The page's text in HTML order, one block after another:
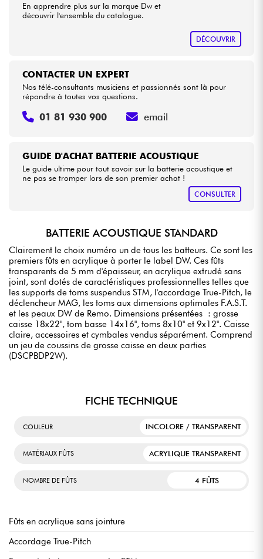
En apprendre plus sur la marque Dw et
découvrir l'ensemble du catalogue.
DÉCOUVRIR
GUIDE D'ACHAT BATTERIE ACOUSTIQUE
Le guide ultime pour tout savoir sur la batterie acoustique et
ne pas se tromper lors de son premier achat !
CONSULTER
CONTACTER UN EXPERT
Nos télé-consultants musiciens et passionnés sont là pour
répondre à toutes vos questions.
01 81 930 900 email
BATTERIE ACOUSTIQUE STANDARD
Clairement le choix numéro un de tous les batteurs. Ce sont les
premiers fûts en acrylique à porter le label DW. Ces fûts
transparents de 5 mm d'épaisseur, en acrylique extrudé sans
joint, sont dotés de caractéristiques professionnelles telles que
les supports de toms suspendus STM, l'accordage True-Pitch, le
déclencheur MAG, les toms aux dimensions optimales F.A.S.T.
et les peaux DW de Remo. Dimensions présentées : grosse
caisse 18x22", tom basse 14x16", toms 8x10" et 9x12". Caisse
claire, accessoires et cymbales vendus séparément. Comprend
un jeu de coussins de grosse caisse en deux parties
(DSCPBDP2W).
FICHE TECHNIQUE
COULEUR INCOLORE / TRANSPARENT
MATÉRIAUX FÛTS ACRYLIQUE TRANSPARENT
NOMBRE DE FÛTS 4 FÛTS
Fûts en acrylique sans jointure
Accordage True-Pitch